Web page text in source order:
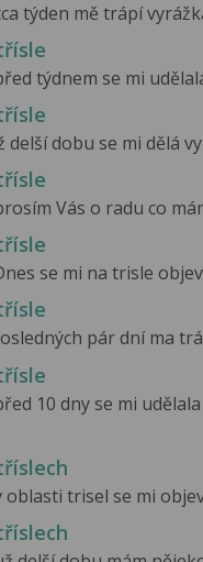
týden mě trápí
týdnem se mi
delší dobu se mi dělá
Vás o radu co
se mi na trisle
pár dní ma
10 dny se mi
oblasti trisel se mi